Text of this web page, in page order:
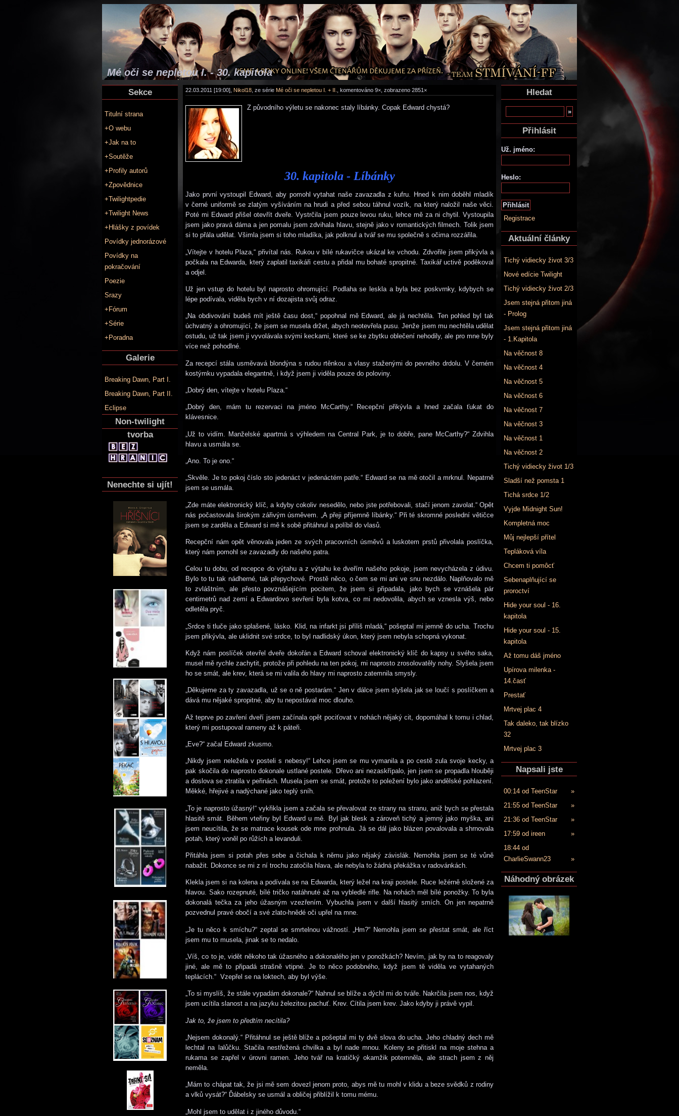
Mé oči se nepletou I. - 30. kapitola
Sekce
Titulní strana
+O webu
+Jak na to
+Soutěže
+Profily autorů
+Zpovědnice
+Twilightpedie
+Twilight News
+Hlášky z povídek
Povídky jednorázové
Povídky na
pokračování
Poezie
Srazy
+Fórum
+Série
+Poradna
Galerie
Breaking Dawn, Part I.
Breaking Dawn, Part II.
Eclipse
Non-twilight
tvorba
Nenechte si ujít!
22.03.2011 [19:00], Nikol18 , ze série Mé oči se nepletou I. + II. , komentováno 9×, zobrazeno 2851×
Z původního výletu se nakonec staly líbánky. Copak Edward chystá?
30. kapitola - Líbánky
Jako první vystoupil Edward, aby pomohl vytahat naše zavazadla z kufru. Hned k nim doběhl mladík
v černé uniformě se zlatým vyšíváním na hrudi a před sebou táhnul vozík, na který naložil naše věci.
Poté mi Edward přišel otevřít dveře. Vystrčila jsem pouze levou ruku, lehce mě za ni chytil. Vystoupila
jsem jako pravá dáma a jen pomalu jsem zdvihala hlavu, stejně jako v romantických filmech. Tolik jsem
si to přála udělat. Všimla jsem si toho mladíka, jak polknul a tvář se mu společně s očima rozzářila.
„Vítejte v hotelu Plaza,“ přivítal nás. Rukou v bílé rukavičce ukázal ke vchodu. Zdvořile jsem přikývla a
počkala na Edwarda, který zaplatil taxikáři cestu a přidal mu bohaté spropitné. Taxikář uctivě poděkoval
a odjel.
Už jen vstup do hotelu byl naprosto ohromující. Podlaha se leskla a byla bez poskvrnky, kdybych se
lépe podívala, viděla bych v ní dozajista svůj odraz.
„Na obdivování budeš mít ještě času dost,“ popohnal mě Edward, ale já nechtěla. Ten pohled byl tak
úchvatný a ohromující, že jsem se musela držet, abych neotevřela pusu. Jenže jsem mu nechtěla udělat
ostudu, už tak jsem ji vyvolávala svými keckami, které se ke zbytku oblečení nehodily, ale pro mne byly
více než pohodlné.
Za recepcí stála usměvavá blondýna s rudou rtěnkou a vlasy staženými do pevného drdolu. V černém
kostýmku vypadala elegantně, i když jsem ji viděla pouze do poloviny.
„Dobrý den, vítejte v hotelu Plaza.“
„Dobrý den, mám tu rezervaci na jméno McCarthy.“ Recepční přikývla a hned začala ťukat do
klávesnice.
„Už to vidím. Manželské apartmá s výhledem na Central Park, je to dobře, pane McCarthy?“ Zdvihla
hlavu a usmála se.
„Ano. To je ono.“
„Skvěle. Je to pokoj číslo sto jedenáct v jedenáctém patře.“ Edward se na mě otočil a mrknul. Nepatrně
jsem se usmála.
„Zde máte elektronický klíč, a kdyby cokoliv nesedělo, nebo jste potřebovali, stačí jenom zavolat.“ Opět
nás počastovala širokým zářivým úsměvem. „A přeji příjemně líbánky.“ Při té skromné poslední větičce
jsem se zarděla a Edward si mě k sobě přitáhnul a políbil do vlasů.
Recepční nám opět věnovala jeden ze svých pracovních úsměvů a luskotem prstů přivolala poslíčka,
který nám pomohl se zavazadly do našeho patra.
Celou tu dobu, od recepce do výtahu a z výtahu ke dveřím našeho pokoje, jsem nevycházela z údivu.
Bylo to tu tak nádherné, tak přepychové. Prostě něco, o čem se mi ani ve snu nezdálo. Naplňovalo mě
to zvláštním, ale přesto povznášejícím pocitem, že jsem si připadala, jako bych se vznášela pár
centimetrů nad zemí a Edwardovo sevření byla kotva, co mi nedovolila, abych se vznesla výš, nebo
odletěla pryč.
„Srdce ti tluče jako splašené, lásko. Klid, na infarkt jsi příliš mladá,“ pošeptal mi jemně do ucha. Trochu
jsem přikývla, ale uklidnit své srdce, to byl nadlidský úkon, který jsem nebyla schopná vykonat.
Když nám poslíček otevřel dveře dokořán a Edward schoval elektronický klíč do kapsy u svého saka,
musel mě rychle zachytit, protože při pohledu na ten pokoj, mi naprosto zrosolovatěly nohy. Slyšela jsem
ho se smát, ale krev, která se mi valila do hlavy mi naprosto zatemnila smysly.
„Děkujeme za ty zavazadla, už se o ně postarám.“ Jen v dálce jsem slyšela jak se loučí s poslíčkem a
dává mu nějaké spropitné, aby tu nepostával moc dlouho.
Až teprve po zavření dveří jsem začínala opět pociťovat v nohách nějaký cit, dopomáhal k tomu i chlad,
který mi postupoval rameny až k páteři.
„Eve?“ začal Edward zkusmo.
„Nikdy jsem neležela v posteli s nebesy!“ Lehce jsem se mu vymanila a po cestě zula svoje kecky, a
pak skočila do naprosto dokonale ustlané postele. Dřevo ani nezaskřípalo, jen jsem se propadla hlouběji
a doslova se ztratila v peřinách. Musela jsem se smát, protože to poležení bylo jako andělské pohlazení.
Měkké, hřejivé a nadýchané jako teplý sníh.
„To je naprosto úžasný!“ vykřikla jsem a začala se převalovat ze strany na stranu, aniž bych se přestala
hlasitě smát. Během vteřiny byl Edward u mě. Byl jak blesk a zároveň tichý a jemný jako myška, ani
jsem neucítila, že se matrace kousek ode mne prohnula. Já se dál jako blázen povalovala a shrnovala
potah, který voněl po růžích a levanduli.
Přitáhla jsem si potah přes sebe a čichala k němu jako nějaký závislák. Nemohla jsem se té vůně
nabažit. Dokonce se mi z ní trochu zatočila hlava, ale nebyla to žádná překážka v radovánkách.
Klekla jsem si na kolena a podívala se na Edwarda, který ležel na kraji postele. Ruce ležérně složené za
hlavou. Sako rozepnuté, bílé tričko natáhnuté až na vybledlé rifle. Na nohách měl bílé ponožky. To byla
dokonalá tečka za jeho úžasným vzezřením. Vybuchla jsem v další hlasitý smích. On jen nepatrně
pozvednul pravé obočí a své zlato-hnědé oči upřel na mne.
„Je tu něco k smíchu?“ zeptal se smrtelnou vážností. „Hm?“ Nemohla jsem se přestat smát, ale říct
jsem mu to musela, jinak se to nedalo.
„Víš, co to je, vidět někoho tak úžasného a dokonalého jen v ponožkách? Nevím, jak by na to reagovaly
jiné, ale mě to připadá strašně vtipné. Je to něco podobného, když jsem tě viděla ve vytahaných
teplácích.“ Vzepřel se na loktech, aby byl výše.
„To si myslíš, že stále vypadám dokonale?“ Nahnul se blíže a dýchl mi do tváře. Nakrčila jsem nos, když
jsem ucítila slanost a na jazyku železitou pachuť. Krev. Cítila jsem krev. Jako kdyby ji právě vypil.
Jak to, že jsem to předtím necítila?
„Nejsem dokonalý.“ Přitáhnul se ještě blíže a pošeptal mi ty dvě slova do ucha. Jeho chladný dech mě
lechtal na lalůčku. Stačila nestřežená chvilka a byl nade mnou. Koleny se přitiskl na moje stehna a
rukama se zapřel v úrovni ramen. Jeho tvář na kratičký okamžik potemněla, ale strach jsem z něj
neměla.
„Mám to chápat tak, že jsi mě sem dovezl jenom proto, abys mě tu mohl v klidu a beze svědků z rodiny
a vlků vysát?“ Ďábelsky se usmál a obličej přiblížil k tomu mému.
„Mohl jsem to udělat i z jiného důvodu.“
Hledat
Přihlásit
Už. jméno:
Heslo:
Registrace
Aktuální články
Tichý vidiecky život 3/3
Nové edície Twilight
Tichý vidiecky život 2/3
Jsem stejná přitom jiná
- Prolog
Jsem stejná přitom jiná
- 1.Kapitola
Na věčnost 8
Na věčnost 4
Na věčnost 5
Na věčnost 6
Na věčnost 7
Na věčnost 3
Na věčnost 1
Na věčnost 2
Tichý vidiecky život 1/3
Sladší než pomsta 1
Tichá srdce 1/2
Vyjde Midnight Sun!
Kompletná moc
Můj nejlepší přítel
Tepláková víla
Chcem ti pomôcť
Sebenaplňující se
proroctví
Hide your soul - 16.
kapitola
Hide your soul - 15.
kapitola
Až tomu dáš jméno
Upírova milenka -
14.časť
Prestať
Mrtvej plac 4
Tak daleko, tak blízko
32
Mrtvej plac 3
Napsali jste
00:14 od TeenStar
»
21:55 od TeenStar
»
21:36 od TeenStar
»
17:59 od ireen
»
18:44 od
CharlieSwann23
»
Náhodný obrázek